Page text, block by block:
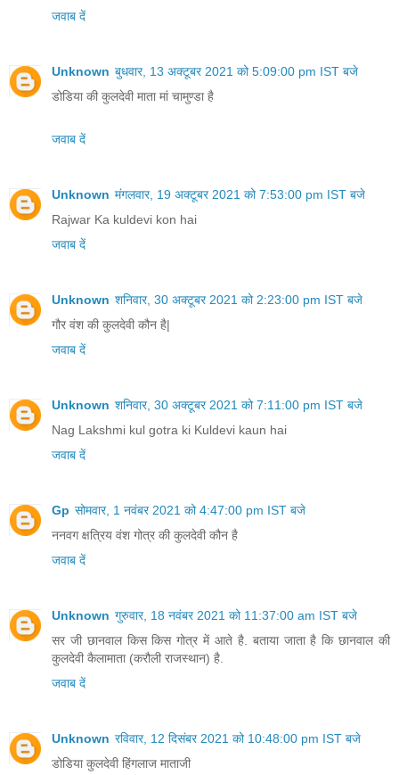
जवाब दें
Unknown बुधवार, 13 अक्टूबर 2021 को 5:09:00 pm IST बजे
डोडिया की कुलदेवी माता मां चामुण्डा है
जवाब दें
Unknown मंगलवार, 19 अक्टूबर 2021 को 7:53:00 pm IST बजे
Rajwar Ka kuldevi kon hai
जवाब दें
Unknown शनिवार, 30 अक्टूबर 2021 को 2:23:00 pm IST बजे
गौर वंश की कुलदेवी कौन है|
जवाब दें
Unknown शनिवार, 30 अक्टूबर 2021 को 7:11:00 pm IST बजे
Nag Lakshmi kul gotra ki Kuldevi kaun hai
जवाब दें
Gp सोमवार, 1 नवंबर 2021 को 4:47:00 pm IST बजे
ननवग क्षत्रिय वंश गोत्र की कुलदेवी कौन है
जवाब दें
Unknown गुरुवार, 18 नवंबर 2021 को 11:37:00 am IST बजे
सर जी छानवाल किस किस गोत्र में आते है. बताया जाता है कि छानवाल की
कुलदेवी कैलामाता (करौली राजस्थान) है.
जवाब दें
Unknown रविवार, 12 दिसंबर 2021 को 10:48:00 pm IST बजे
डोडिया कुलदेवी हिंगलाज माताजी